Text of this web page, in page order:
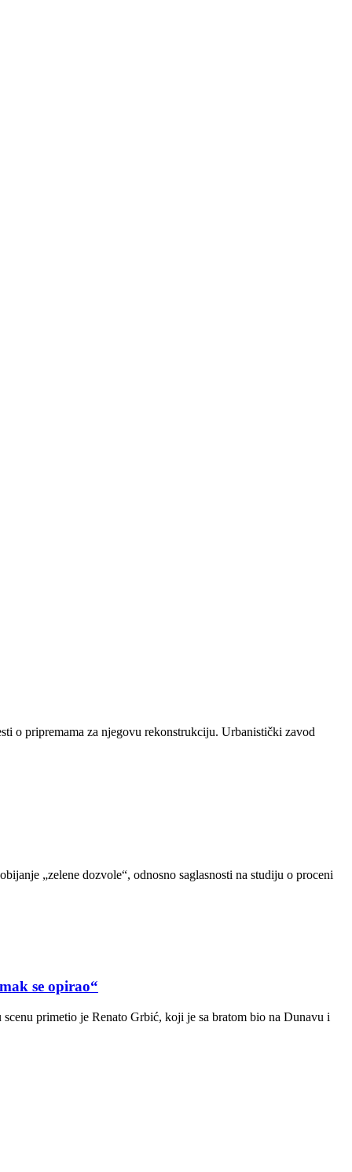
o pripremama za njegovu rekonstrukciju. Urbanistički zavod
„zelene dozvole“, odnosno saglasnosti na studiju o proceni
se opirao“
primetio je Renato Grbić, koji je sa bratom bio na Dunavu i